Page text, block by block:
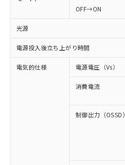
OFF→ON
光源
電源投入後立ち上がり時間
電気的仕様 電源電圧（Vs）
消費電流
制御出力（OSSD）